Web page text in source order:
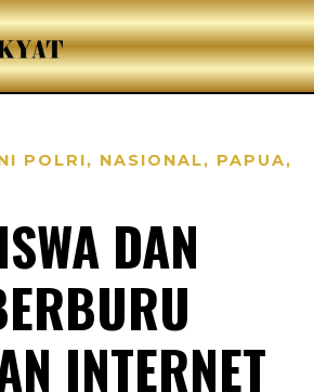
POLRI, NASIONAL, PAPUA,
DAN
INTERNET